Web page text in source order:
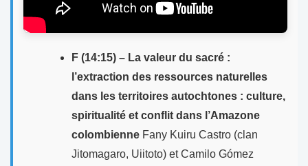
F (14:15) – La valeur du sacré :
l’extraction des ressources naturelles
dans les territoires autochtones : culture,
spiritualité et conflit dans l’Amazone
colombienne Fany Kuiru Castro (clan
Jitomagaro, Uiitoto) et Camilo Gómez